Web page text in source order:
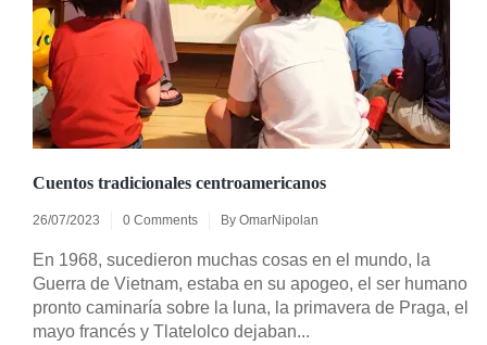
Cuentos tradicionales centroamericanos
26/07/2023 0 Comments By OmarNipolan
En 1968, sucedieron muchas cosas en el mundo, la
Guerra de Vietnam, estaba en su apogeo, el ser humano
pronto caminaría sobre la luna, la primavera de Praga, el
mayo francés y Tlatelolco dejaban...